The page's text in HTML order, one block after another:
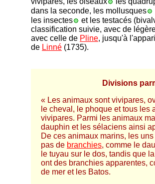
dans la seconde, les mollusques
les insectes
et les testacés
classification suivie, avec de
avec celle de Pline, jusqu'à
de Linné (1735).
Divisions
« Les animaux sont vivipares,
le cheval, le phoque et tous les
vivipares. Parmi les animaux
dauphin et les sélaciens ainsi
De ces animaux marins, les
pas de branchies, comme le
le tuyau sur le dos, tandis que
ont des branchies apparentes,
de mer et les Batos.